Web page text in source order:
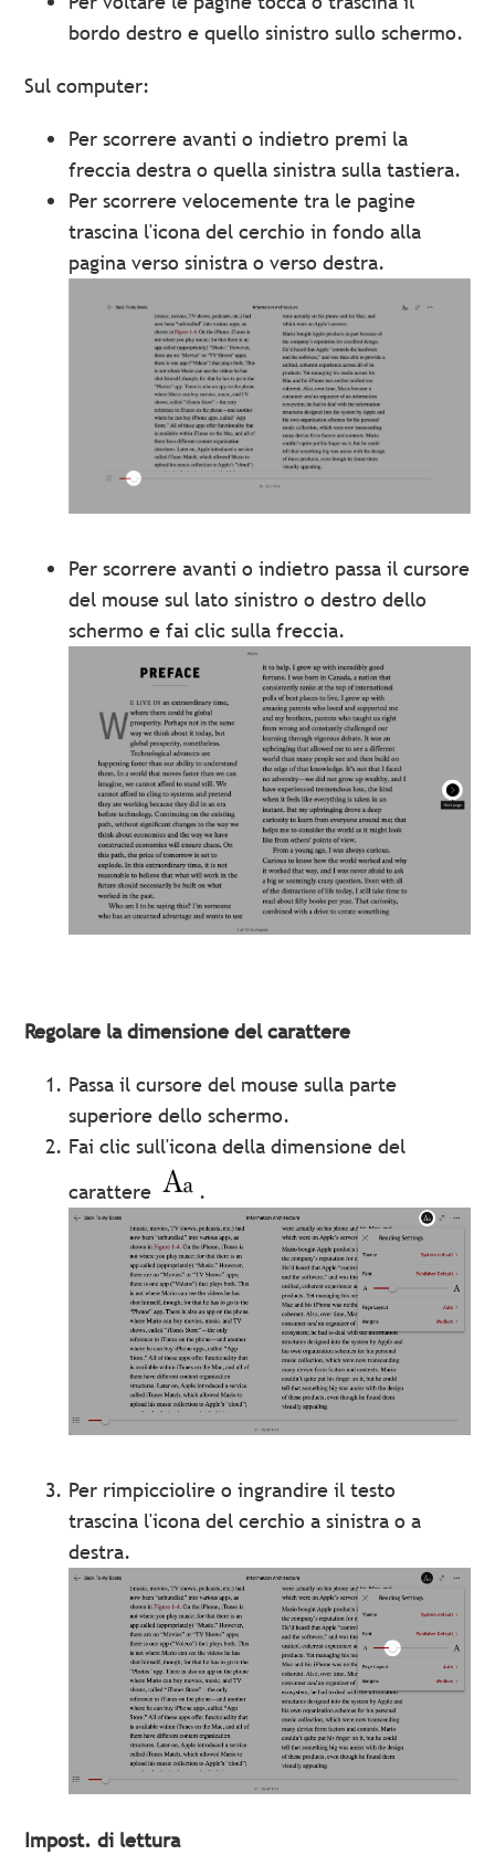
bordo destro e quello sinistro sullo schermo.
Sul computer:
Per scorrere avanti o indietro premi la
freccia destra o quella sinistra sulla tastiera.
Per scorrere velocemente tra le pagine
trascina l'icona del cerchio in fondo alla
pagina verso sinistra o verso destra.
Per scorrere avanti o indietro passa il cursore
del mouse sul lato sinistro o destro dello
schermo e fai clic sulla freccia.
Regolare la dimensione del carattere
Passa il cursore del mouse sulla parte
superiore dello schermo.
Fai clic sull'icona della dimensione del
carattere
.
Per rimpicciolire o ingrandire il testo
trascina l'icona del cerchio a sinistra o a
destra.
Impost. di lettura